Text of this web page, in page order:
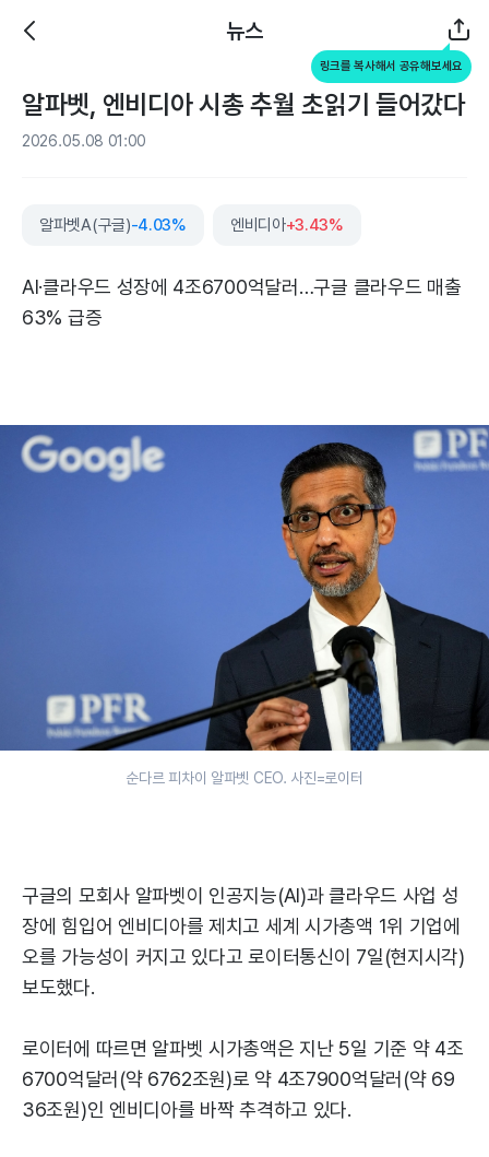
뉴스
링크를 복사해서 공유해보세요
알파벳, 엔비디아 시총 추월 초읽기 들어갔다
2026.05.08 01:00
알파벳A(구글)-4.03% 엔비디아+3.43%
AI·클라우드 성장에 4조6700억달러…구글 클라우드 매출
63% 급증
순다르 피차이 알파벳 CEO. 사진=로이터
구글의 모회사 알파벳이 인공지능(AI)과 클라우드 사업 성
장에 힘입어 엔비디아를 제치고 세계 시가총액 1위 기업에
오를 가능성이 커지고 있다고 로이터통신이 7일(현지시각)
보도했다.
로이터에 따르면 알파벳 시가총액은 지난 5일 기준 약 4조
6700억달러(약 6762조원)로 약 4조7900억달러(약 69
36조원)인 엔비디아를 바짝 추격하고 있다.